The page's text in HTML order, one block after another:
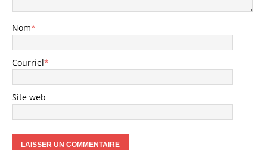
Nom*
Courriel*
Site web